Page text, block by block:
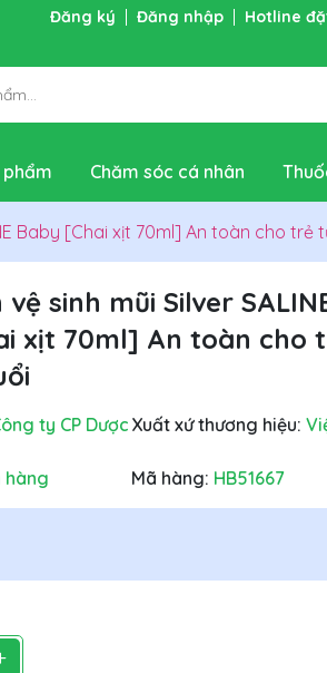
Đăng ký Đăng nhập Hotline
Chăm sóc cá nhân
Baby [Chai xịt 70ml] An toàn cho trẻ
sinh mũi Silver
xịt 70ml] An toàn cho
ty CP Dược Xuất xứ thương hiệu:
hàng Mã hàng: HB51667